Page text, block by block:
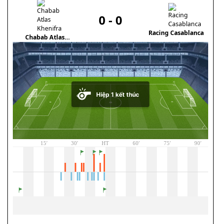
Chabab Atlas
Khenifra
0 - 0
Racing Casablanca